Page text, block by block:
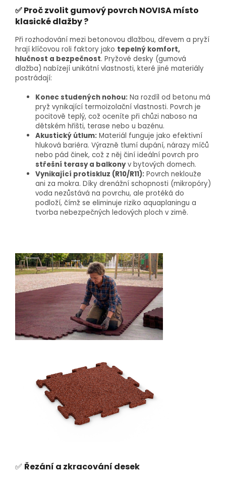
✅ Proč zvolit gumový povrch NOVISA místo
klasické dlažby ?
Při rozhodování mezi betonovou dlažbou, dřevem a pryží
hrají klíčovou roli faktory jako tepelný komfort,
hlučnost a bezpečnost. Pryžové desky (gumová
dlažba) nabízejí unikátní vlastnosti, které jiné materiály
postrádají:
Konec studených nohou: Na rozdíl od betonu má
pryž vynikající termoizolační vlastnosti. Povrch je
pocitově teplý, což oceníte při chůzi naboso na
dětském hřišti, terase nebo u bazénu.
Akustický útlum: Materiál funguje jako efektivní
hluková bariéra. Výrazně tlumí dupání, nárazy míčů
nebo pád činek, což z něj činí ideální povrch pro
střešní terasy a balkonyv bytových domech.
Vynikající protiskluz (R10/R11): Povrch neklouže
ani za mokra. Díky drenážní schopnosti (mikropóry)
voda nezůstává na povrchu, ale protéká do
podloží, čímž se eliminuje riziko aquaplaningu a
tvorba nebezpečných ledových ploch v zimě.
✅ Řezání a zkracování desek